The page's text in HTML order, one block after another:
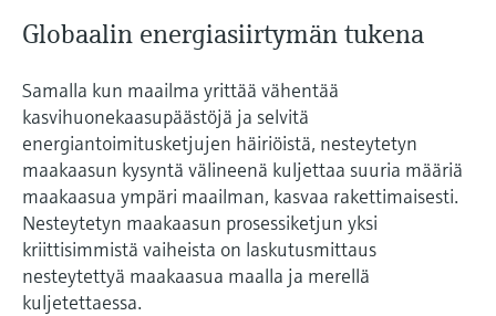
Globaalin energiasiirtymän tukena
Samalla kun maailma yrittää vähentää
kasvihuonekaasupäästöjä ja selvitä
energiantoimitusketjujen häiriöistä, nesteytetyn
maakaasun kysyntä välineenä kuljettaa suuria määriä
maakaasua ympäri maailman, kasvaa rakettimaisesti.
Nesteytetyn maakaasun prosessiketjun yksi
kriittisimmistä vaiheista on laskutusmittaus
nesteytettyä maakaasua maalla ja merellä
kuljetettaessa.